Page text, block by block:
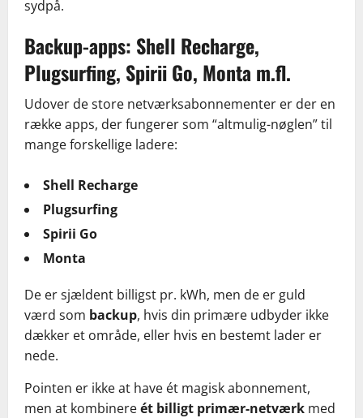
sydpå.
Backup-apps: Shell Recharge,
Plugsurfing, Spirii Go, Monta m.fl.
Udover de store netværksabonnementer er der en
række apps, der fungerer som “altmulig-nøglen” til
mange forskellige ladere:
Shell Recharge
Plugsurfing
Spirii Go
Monta
De er sjældent billigst pr. kWh, men de er guld
værd som backup, hvis din primære udbyder ikke
dækker et område, eller hvis en bestemt lader er
nede.
Pointen er ikke at have ét magisk abonnement,
men at kombinereét billigt primær-netværk med